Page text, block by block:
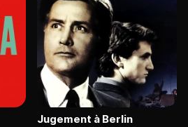
Jugement à Berlin